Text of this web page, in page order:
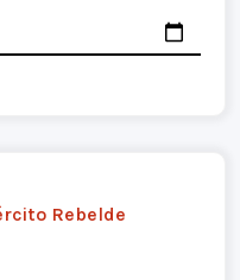
Rebelde